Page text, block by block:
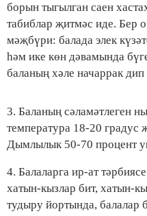
борын тыгылган саен
табиблар җитмәс иде. Бер
мәҗбүри: балада элек
һәм ике көн дәвамында
баланың хәле начаррак дип
3. Баланың сәламәтлеген
температура 18-20 градус
Дымлылык 50-70 процент
4. Балаларга ир-ат
хатын-кызлар бит, хатын-
тудыру йортында, балалар